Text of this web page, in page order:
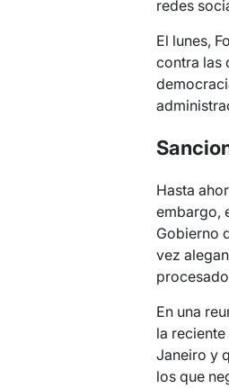
redes
El lunes,
contra las
Hasta
embargo,
Gobierno
vez
En una
la
Janeiro y
los que